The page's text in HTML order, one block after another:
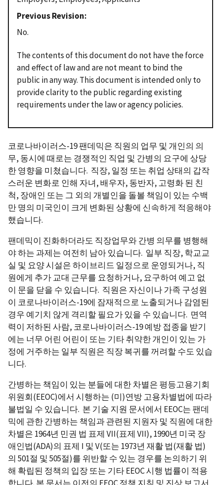
Previous Revision
No.
The contents of this document do not have the force
and effect of law and are not meant to bind the
public in any way. This document is intended only to
provide clarity to the public regarding existing
requirements under the law or agency policies.
코로나바이러스-19 팬데믹은 직원의 업무 및 개인의 의
무, 동시에 때로는 경쟁적인 직업 및 간병의 요구에 상당
한 영향을 미쳤습니다. 직장, 일정 또는 취업 상태의 갑작
스러운 변화로 인해 자녀, 배우자, 동반자, 고령화 된 친
척, 장애인 또는 그 외의 개별인을 돌볼 책임이 있는 수백
만 명의 미국인이 크게 변화된 상황에 신속하게 적응해야
했습니다.
팬데믹이 진화하더라도 직장업무와 간병 의무를 병행해
야 하는 과제는 여전히 남아 있습니다. 일부 직장, 학교교
실 및 요양 시설은 하이브리드 일정으로 운영되거나, 직
원에게 추가 교대 근무를 요청하거나, 요구하여 예고 없
이 문을 닫을 수 있습니다. 직원은 자신이나 가족 구성원
이 코로나바이러스-19에 잠재적으로 노출되거나 감염된
경우 예기치 않게 격리할 필요가 있을 수 있습니다. 면역
력이 저하된 사람, 코로나바이러스-19 예방 접종을 받기
에는 너무 어린 어린이 또는 기타 취약한 개인이 있는 가
정에 거주하는 일부 직원은 직장 복귀를 꺼려할 수도 있습
니다.
간병하는 책임이 있는 분들에 대한 차별은 평등고용기회
위원회(EEOC)에서 시행하는 (미)연방 고용차별법에 따라
불법일 수 있습니다. 본 기술 지원 문서에서 EEOC는 팬데
믹에 관한 간병하는 책임과 관련된 지원자 및 직원에 대한
차별은 1964년 민권 법 표제 VII(표제 VII), 1990년 미국 장
애인법(ADA)의 표제 I 및 V(또는 1973년 재활 법(재활 법)
의 501절 및 505절)를 위반할 수 있는 경우를 논의하기 위
해 확립된 정책의 입장 또는 기타 EEOC 시행 법률이 적용
합니다. 본 문서는 이전의 EEOC정책 지침 및 진상 보고서